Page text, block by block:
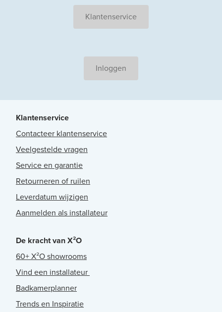
Klantenservice
Inloggen
Klantenservice
Contacteer klantenservice
Veelgestelde vragen
Service en garantie
Retourneren of ruilen
Leverdatum wijzigen
Aanmelden als installateur
De kracht van X²O
60+ X²O showrooms
Vind een installateur
Badkamerplanner
Trends en Inspiratie